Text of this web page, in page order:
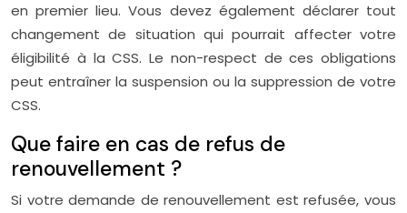
en premier lieu. Vous devez également déclarer tout
changement de situation qui pourrait affecter votre
éligibilité à la CSS. Le non-respect de ces obligations
peut entraîner la suspension ou la suppression de votre
CSS.
Que faire en cas de refus de
renouvellement ?
Si votre demande de renouvellement est refusée, vous